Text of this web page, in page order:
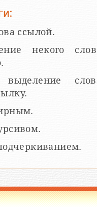
ссылой.
некого
выделение